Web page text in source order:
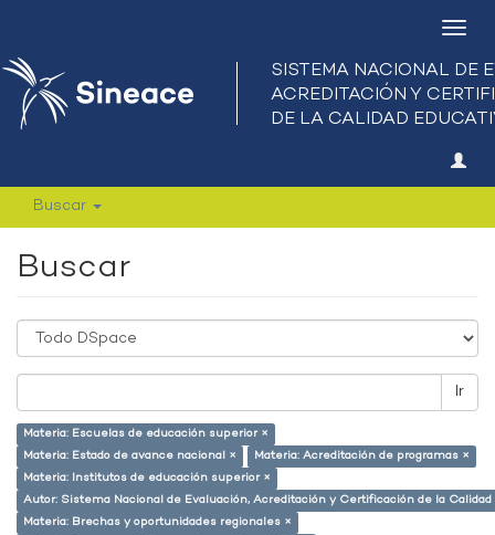
Buscar
Buscar
Ir
Materia: Escuelas de educación superior ×
Materia: Estado de avance nacional ×
Materia: Acreditación de programas ×
Materia: Institutos de educación superior ×
Autor: Sistema Nacional de Evaluación, Acreditación y Certificación de la
Materia: Brechas y oportunidades regionales ×